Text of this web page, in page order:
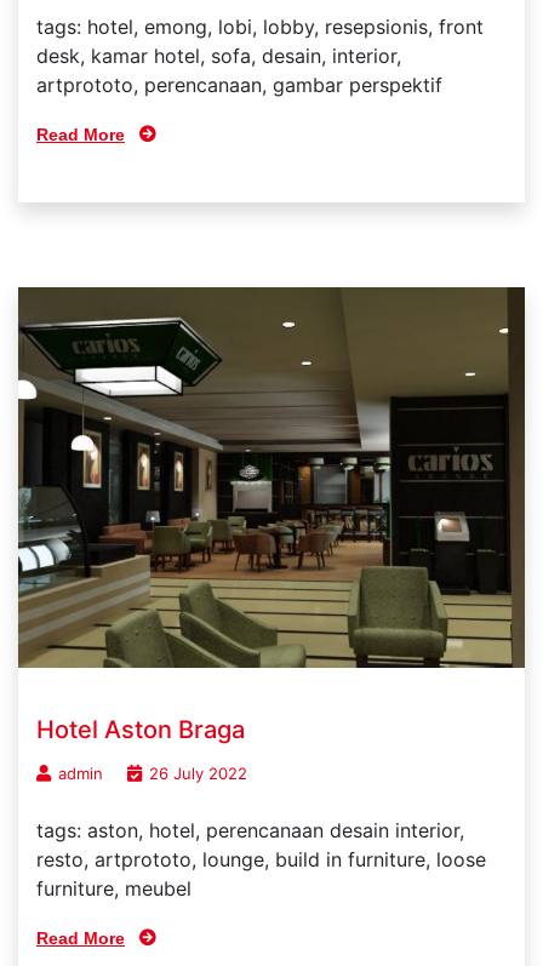
tags: hotel, emong, lobi, lobby, resepsionis, front
desk, kamar hotel, sofa, desain, interior,
artprototo, perencanaan, gambar perspektif
Read More
Hotel Aston Braga
admin 26 July 2022
tags: aston, hotel, perencanaan desain interior,
resto, artprototo, lounge, build in furniture, loose
furniture, meubel
Read More